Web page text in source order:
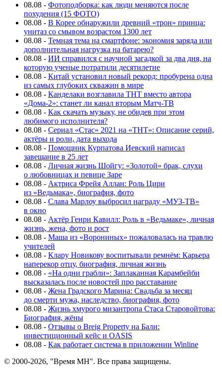
08.08 - Фотоподборка: как люди меняются после
похудения (15 ФОТО)
08.08 - В Корее обнаружили древний «трон» принца:
унитаз со смывом возрастом 1300 лет
08.08 - Темная тема на смартфоне: экономия заряда или
дополнительная нагрузка на батарею?
08.08 - ИИ справился с научной загадкой за два дня, на
которую ученые потратили десятилетие
08.08 - Китай установил новый рекорд: пробурена одна
из самых глубоких скважин в мире
08.08 - Канделаки возглавила ТНТ вместо автора
«Дома-2»: станет ли канал вторым Матч-ТВ
08.08 - Как скачать музыку, не обидев при этом
любимого исполнителя?
08.08 - Сериал «Стас» 2021 на «ТНТ»: Описание серий,
актёры и роли, дата выхода
08.08 - Помощник Курпатова Иевский написал
завещание в 25 лет
08.08 - Личная жизнь Шойгу: «Золотой» брак, слухи
о любовницах и певице Заре
08.08 - Актриса Фрейя Аллан: Роль Цири
из «Ведьмака», биография, фото
08.08 - Слава Марлоу выбросил награду «МУЗ-ТВ»
в окно
08.08 - Актёр Генри Кавилл: Роль в «Ведьмаке», личная
жизнь, жена, фото и рост
08.08 - Маша из «Ворониных» пожаловалась на травлю
учителей
08.08 - Клару Новикову воспитывали ремнём: Карьера
наперекор отцу, биография, личная жизнь
08.08 - «На одни грабли»: Заплаканная Карамбейби
высказалась после новостей про расставание
08.08 - Жена Градского Марина: Свадьба за месяц
до смерти мужа, наследство, биография, фото
08.08 - Жизнь хмурого мизантропа Стаса Старовойтова:
Биография, жёны
08.08 - Отзывы о Breig Property на Бали:
инвестиционный кейс и OASIS
08.08 - Как работает система в приложении Winline
© 2000-2026, "Время МН". Все права защищены.